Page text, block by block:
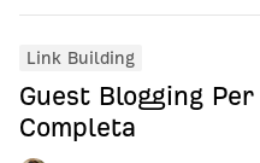
Link Building
Guest Blogging Per
Completa